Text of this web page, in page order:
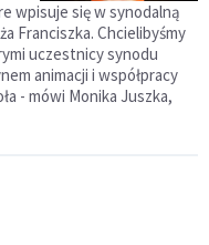
wpisuje się w synodalną
Franciszka. Chcielibyśmy
uczestnicy synodu
animacji i współpracy
- mówi Monika Juszka,